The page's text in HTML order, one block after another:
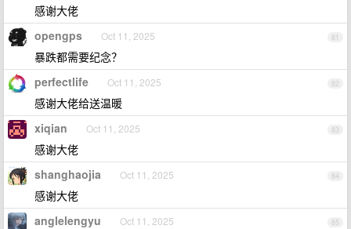
感谢大佬
81
opengps Oct 11, 2025
暴跌都需要纪念？
82
perfectlife Oct 11, 2025
感谢大佬给送温暖
83
xiqian Oct 11, 2025
感谢大佬
84
shanghaojia Oct 11, 2025
感谢大佬
85
anglelengyu Oct 11, 2025